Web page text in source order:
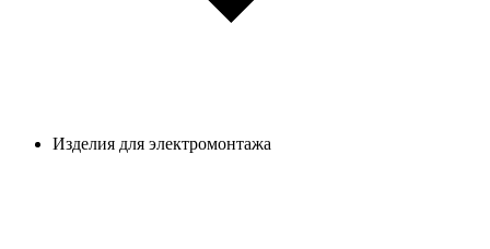
Изделия для электромонтажа